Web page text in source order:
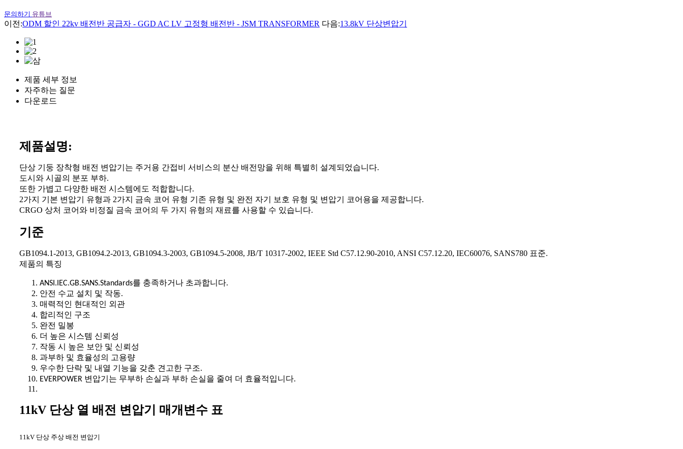
문의하기 유튜브
이전:ODM 할인 22kv 배전반 공급자 - GGD AC LV 고정형 배전반 - JSM TRANSFORMER 다음:13.8kV 단상변압기
제품 세부 정보
자주하는 질문
다운로드
제품설명:
단상 기둥 장착형 배전 변압기는 주거용 간접비 서비스의 분산 배전망을 위해 특별히 설계되었습니다.
도시와 시골의 분포 부하.
또한 가볍고 다양한 배전 시스템에도 적합합니다.
2가지 기본 변압기 유형과 2가지 금속 코어 유형 기존 유형 및 완전 자기 보호 유형 및 변압기 코어용을 제공합니다.
CRGO 상처 코어와 비정질 금속 코어의 두 가지 유형의 재료를 사용할 수 있습니다.
기준
GB1094.1-2013, GB1094.2-2013, GB1094.3-2003, GB1094.5-2008, JB/T 10317-2002, IEEE Std C57.12.90-2010, ANSI C57.12.20, IEC60076, SANS780 표준.
제품의 특징
ANSI.IEC.GB.SANS.Standards를 충족하거나 초과합니다.
안전 수교 설치 및 작동.
매력적인 현대적인 외관
합리적인 구조
완전 밀봉
더 높은 시스템 신뢰성
작동 시 높은 보안 및 신뢰성
과부하 및 효율성의 고용량
우수한 단락 및 내열 기능을 갖춘 견고한 구조.
EVERPOWER 변압기는 무부하 손실과 부하 손실을 줄여 더 효율적입니다.
11kV 단상 열 배전 변압기 매개변수 표
11kV 단상 주상 배전 변압기